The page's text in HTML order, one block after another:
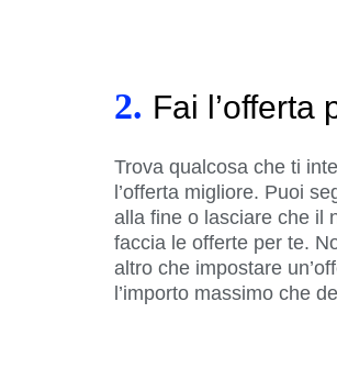
2. Fai l’offerta
Trova qualcosa che ti
l’offerta migliore. Puoi
alla fine o lasciare che il
faccia le offerte per te.
altro che impostare
l’importo massimo che